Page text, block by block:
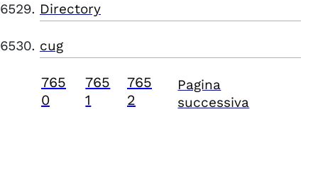
Directory
cug
765
0
765
1
765
2
Pagina
successiva